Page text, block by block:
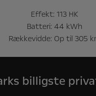
Effekt: 113 HK
Batteri: 44 kWh
Rækkevidde: Op til 305
billigste